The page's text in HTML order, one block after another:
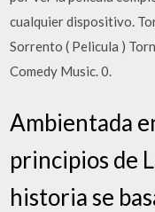
cualquier dispositivo.
Sorrento ( Pelicula )
Comedy Music. 0.
Ambientada
principios de
historia se